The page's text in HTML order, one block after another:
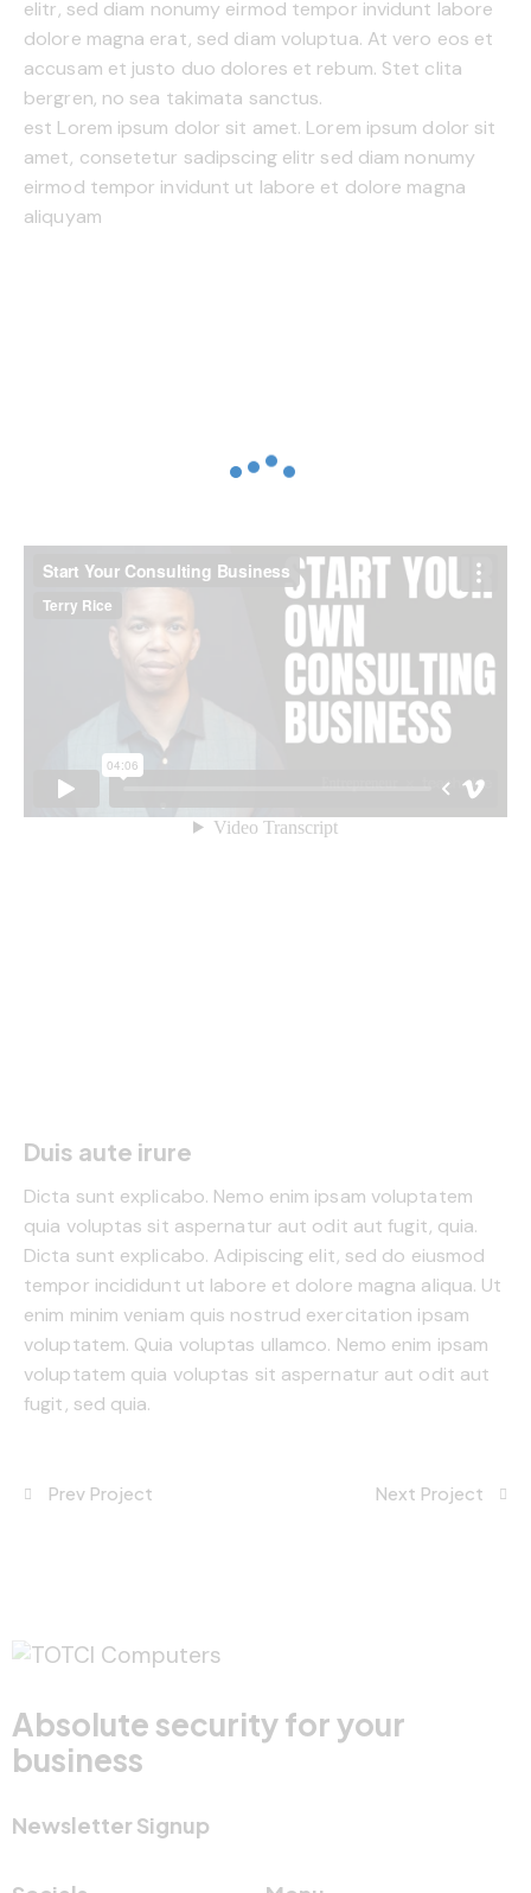
elitr, sed diam nonumy eirmod tempor invidunt labore
dolore magna erat, sed diam voluptua. At vero eos et
accusam et justo duo dolores et rebum. Stet clita
bergren, no sea takimata sanctus.
est Lorem ipsum dolor sit amet. Lorem ipsum dolor sit
amet, consetetur sadipscing elitr sed diam nonumy
eirmod tempor invidunt ut labore et dolore magna
aliquyam
Duis aute irure
Dicta sunt explicabo. Nemo enim ipsam voluptatem
quia voluptas sit aspernatur aut odit aut fugit, quia.
Dicta sunt explicabo. Adipiscing elit, sed do eiusmod
tempor incididunt ut labore et dolore magna aliqua. Ut
enim minim veniam quis nostrud exercitation ipsam
voluptatem. Quia voluptas ullamco. Nemo enim ipsam
voluptatem quia voluptas sit aspernatur aut odit aut
fugit, sed quia.
Prev Project Next Project
Absolute security for your
business
Newsletter Signup